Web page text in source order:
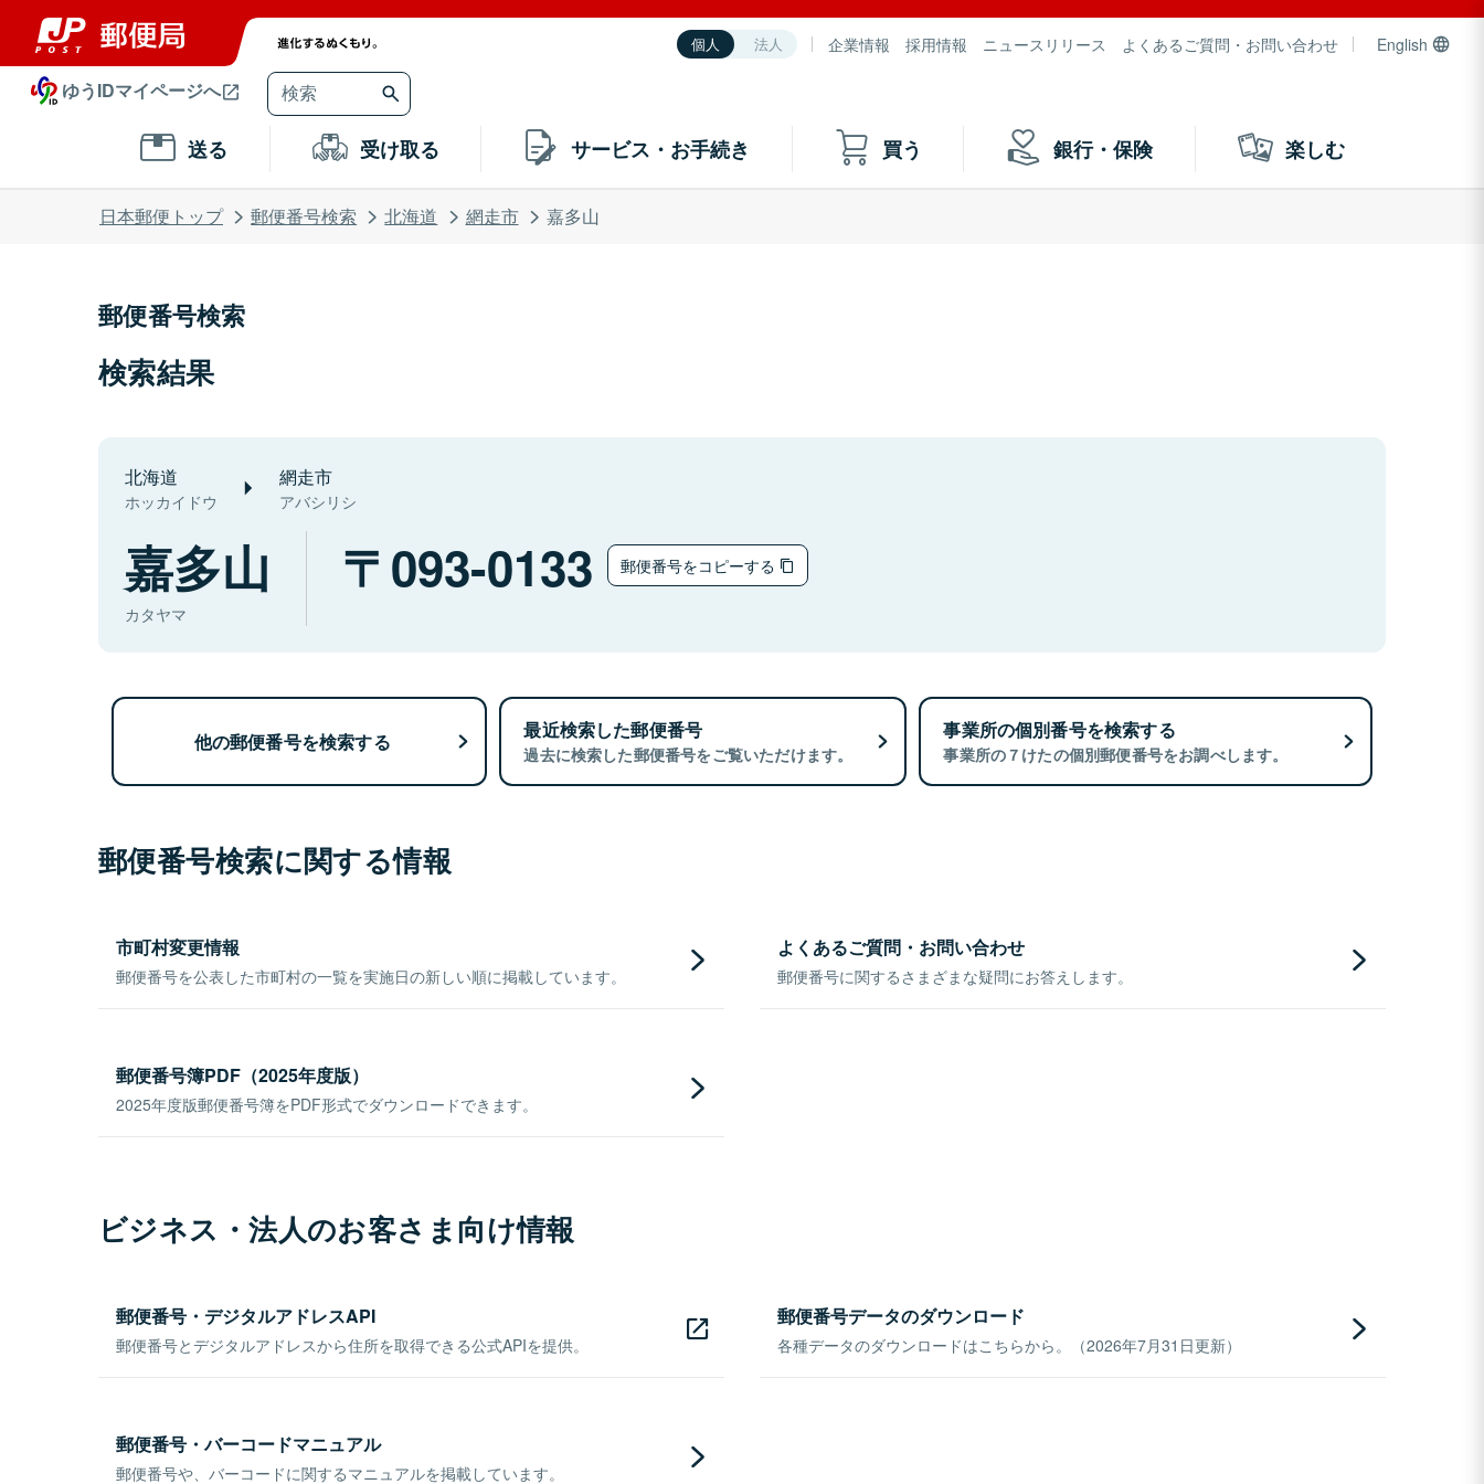
個人 法人 企業情報 採用情報 ニュースリリース よくあるご質問・お問い合わせ English
ゆうIDマイページへ
送る 受け取る サービス・お手続き 買う 銀行・保険 楽しむ
日本郵便トップ 郵便番号検索 北海道 網走市 嘉多山
郵便番号検索
検索結果
北海道
ホッカイドウ
網走市
アバシリシ
嘉多山
カタヤマ
093-0133 郵便番号をコピーする
他の郵便番号を検索する 最近検索した郵便番号
過去に検索した郵便番号をご覧いただけます。
事業所の個別番号を検索する
事業所の７けたの個別郵便番号をお調べします。
郵便番号検索に関する情報
市町村変更情報
郵便番号を公表した市町村の一覧を実施日の新しい順に掲載しています。
よくあるご質問・お問い合わせ
郵便番号に関するさまざまな疑問にお答えします。
郵便番号簿PDF（2025年度版）
2025年度版郵便番号簿をPDF形式でダウンロードできます。
ビジネス・法人のお客さま向け情報
郵便番号・デジタルアドレスAPI
郵便番号とデジタルアドレスから住所を取得できる公式APIを提供。
郵便番号データのダウンロード
各種データのダウンロードはこちらから。（2026年7月31日更新）
郵便番号・バーコードマニュアル
郵便番号や、バーコードに関するマニュアルを掲載しています。